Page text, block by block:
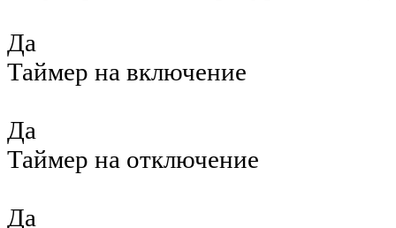
Да
Таймер на включение
Да
Таймер на отключение
Да